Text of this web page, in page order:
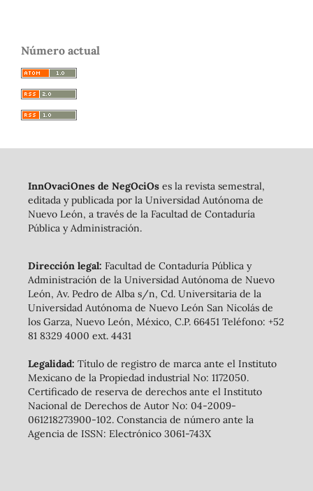
Número actual
InnOvaciOnes de NegOciOses la revista semestral,
editada y publicada por la Universidad Autónoma de
Nuevo León, a través de la Facultad de Contaduría
Pública y Administración.
Dirección legal: Facultad de Contaduría Pública y
Administración de la Universidad Autónoma de Nuevo
León, Av. Pedro de Alba s/n, Cd. Universitaria de la
Universidad Autónoma de Nuevo León San Nicolás de
los Garza, Nuevo León, México, C.P. 66451 Teléfono: +52
81 8329 4000 ext. 4431
Legalidad: Título de registro de marca ante el Instituto
Mexicano de la Propiedad industrial No: 1172050.
Certificado de reserva de derechos ante el Instituto
Nacional de Derechos de Autor No: 04-2009-
061218273900-102. Constancia de número ante la
Agencia de ISSN: Electrónico 3061-743X